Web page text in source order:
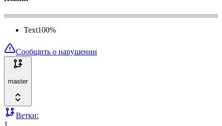
Text100%
Сообщить о нарушении
master
Ветки: